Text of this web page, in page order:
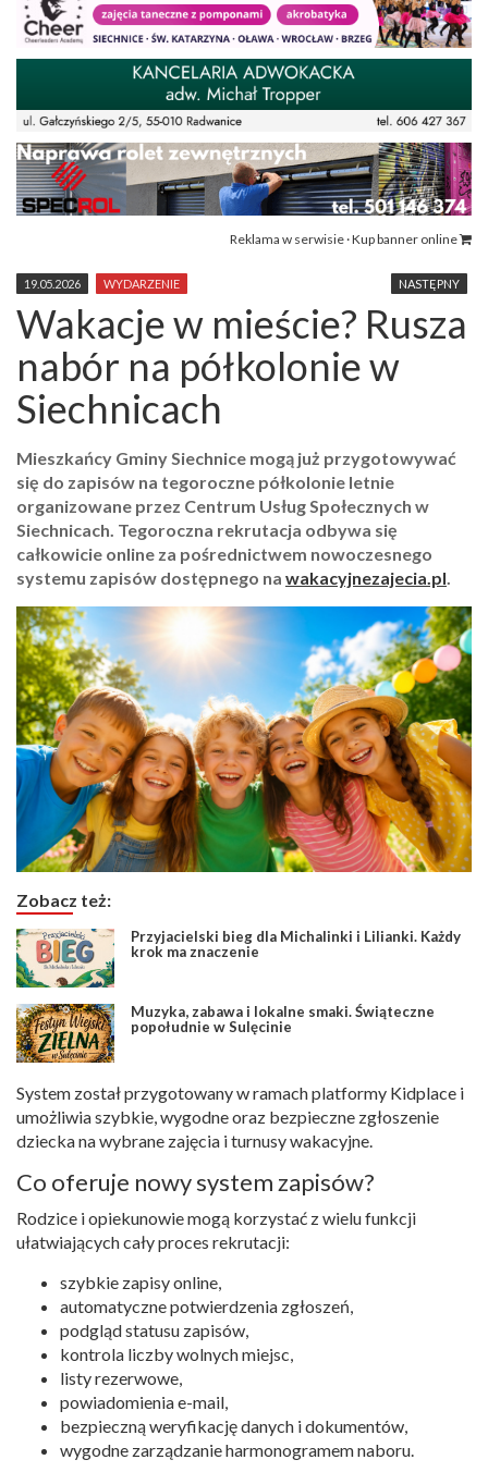
Reklama w serwisie · Kup banner online
NASTĘPNY
19.05.2026 WYDARZENIE
Wakacje w mieście? Rusza
nabór na półkolonie w
Siechnicach
Mieszkańcy Gminy Siechnice mogą już przygotowywać
się do zapisów na tegoroczne półkolonie letnie
organizowane przez Centrum Usług Społecznych w
Siechnicach. Tegoroczna rekrutacja odbywa się
całkowicie online za pośrednictwem nowoczesnego
systemu zapisów dostępnego na wakacyjnezajecia.pl.
Zobacz też:
Przyjacielski bieg dla Michalinki i Lilianki. Każdy
krok ma znaczenie
Muzyka, zabawa i lokalne smaki. Świąteczne
popołudnie w Sulęcinie
System został przygotowany w ramach platformy Kidplace i
umożliwia szybkie, wygodne oraz bezpieczne zgłoszenie
dziecka na wybrane zajęcia i turnusy wakacyjne.
Co oferuje nowy system zapisów?
Rodzice i opiekunowie mogą korzystać z wielu funkcji
ułatwiających cały proces rekrutacji:
szybkie zapisy online,
automatyczne potwierdzenia zgłoszeń,
podgląd statusu zapisów,
kontrola liczby wolnych miejsc,
listy rezerwowe,
powiadomienia e-mail,
bezpieczną weryfikację danych i dokumentów,
wygodne zarządzanie harmonogramem naboru.